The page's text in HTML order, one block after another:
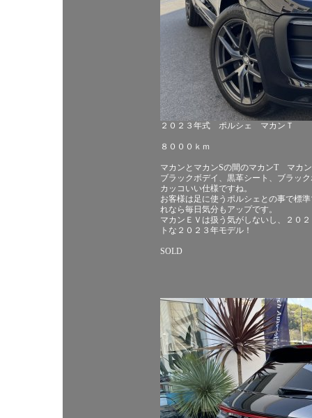
２０２３年式 ポルシェ マカンＴ
８０００ｋｍ
マカンとマカンSの間のマカンT マカ
ブラックボデイ、黒革シート、ブラッ
カッコいい仕様ですね。
お客様は足に使うポルシェとの事で標
れなら毎日気分もアップです。
マカンＥＶは扱う気がしないし、２０
トな２０２３年モデル！
SOLD